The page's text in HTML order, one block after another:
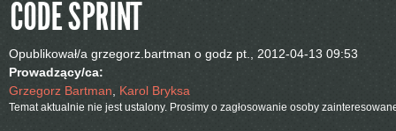
CODE SPRINT
Opublikował/a grzegorz.bartman o godz pt., 2012-04-13 09:53
Prowadzący/ca:
Grzegorz Bartman, Karol Bryksa
Temat aktualnie nie jest ustalony. Prosimy o zagłosowanie osoby